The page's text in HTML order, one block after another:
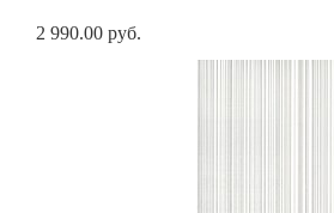
2 990.00 руб.